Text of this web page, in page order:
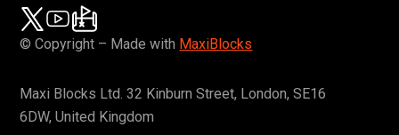
© Copyright – Made with MaxiBlocks
Maxi Blocks Ltd. 32 Kinburn Street, London, SE16
6DW, United Kingdom